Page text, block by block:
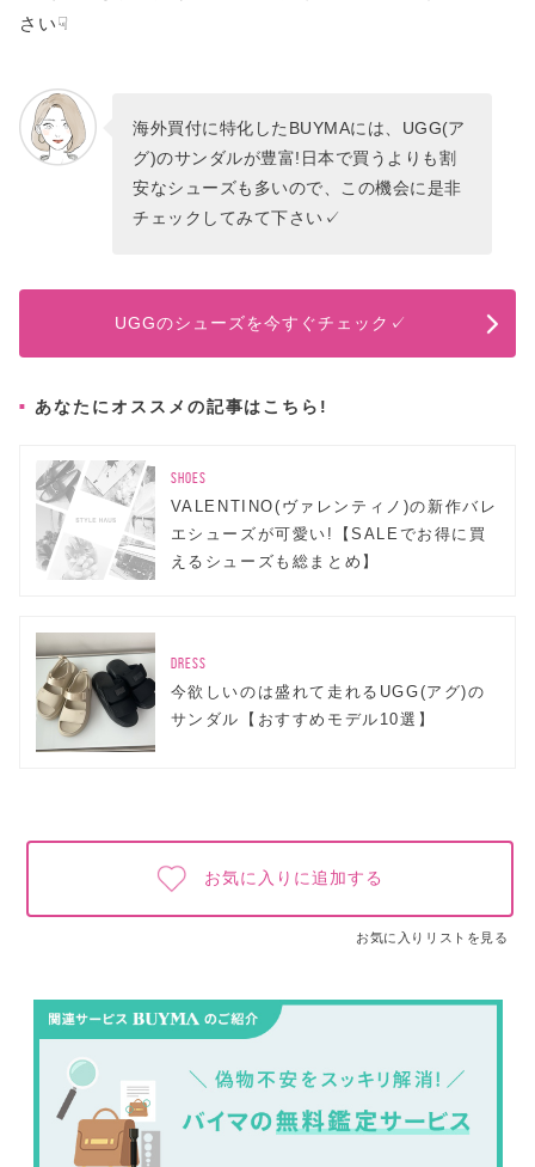
さい☟
海外買付に特化したBUYMAには、UGG(ア
グ)のサンダルが豊富!日本で買うよりも割
安なシューズも多いので、この機会に是非
チェックしてみて下さい✓
UGGのシューズを今すぐチェック✓
あなたにオススメの記事はこちら!
SHOES
VALENTINO(ヴァレンティノ)の新作バレ
エシューズが可愛い!【SALEでお得に買
えるシューズも総まとめ】
DRESS
今欲しいのは盛れて走れるUGG(アグ)の
サンダル【おすすめモデル10選】
お気に入りに追加する
お気に入りリストを見る